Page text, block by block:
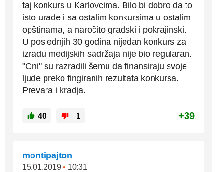
taj konkurs u Karlovcima. Bilo bi dobro da to
isto urade i sa ostalim konkursima u ostalim
opštinama, a naročito gradski i pokrajinski.
U poslednjih 30 godina nijedan konkurs za
izradu medijskih sadržaja nije bio regularan.
"Oni" su razradili šemu da finansiraju svoje
ljude preko fingiranih rezultata konkursa.
Prevara i kradja.
40 1 +39
montipajton
15.01.2019 • 10:31